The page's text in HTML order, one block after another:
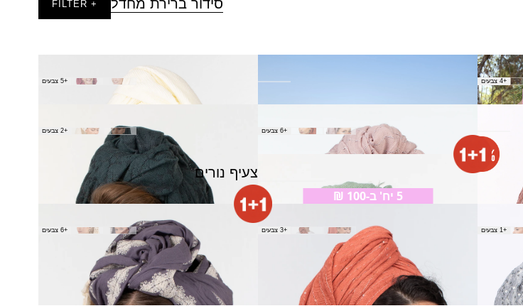
סידור ברירת מחדל + FILTER
+4 צבעים +5 צבעים
50.00 +6 צבעים +2 צבעים
צעיף נוצות
₪
צעיף נורים
+1 צבעים
5 יח' ב-100 ₪
+3 צבעים
צעיף עוצמה
+6 צבעים
4
7
8
9
←